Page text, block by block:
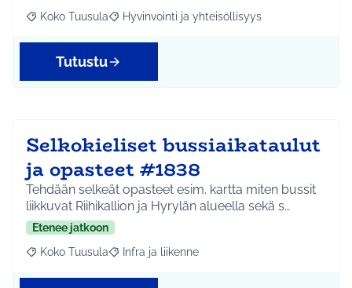
Rajaa tulokset aihepiirin mukaan: Koko Tuusula
Koko Tuusula Rajaa tulokset teeman mukaan: Hyvinvointi ja
Hyvinvointi ja yhteisöllisyys
Tutustu
Selkokieliset bussiaikataulut
ja opasteet #1838
Tehdään selkeät opasteet esim. kartta miten bussit
liikkuvat Riihikallion ja Hyrylän alueella sekä s…
Etenee jatkoon
Rajaa tulokset aihepiirin mukaan: Koko Tuusula
Koko Tuusula Rajaa tulokset teeman mukaan: Infra ja liikenne
Infra ja liikenne